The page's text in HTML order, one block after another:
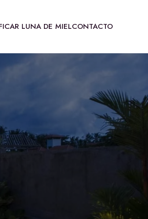
LUNA DE MIELCONTACTO